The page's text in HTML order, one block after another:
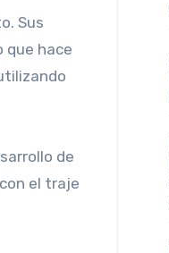
Sus
que hace
de
el traje